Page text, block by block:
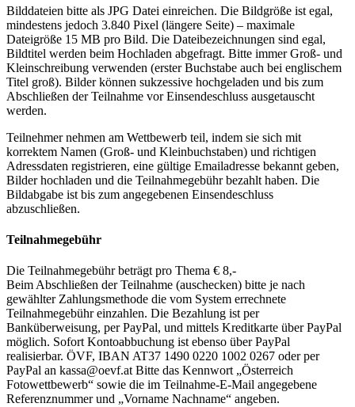
Bilddateien bitte als JPG Datei einreichen. Die Bildgröße ist egal,
mindestens jedoch 3.840 Pixel (längere Seite) – maximale
Dateigröße 15 MB pro Bild. Die Dateibezeichnungen sind egal,
Bildtitel werden beim Hochladen abgefragt. Bitte immer Groß- und
Kleinschreibung verwenden (erster Buchstabe auch bei englischem
Titel groß). Bilder können sukzessive hochgeladen und bis zum
Abschließen der Teilnahme vor Einsendeschluss ausgetauscht
werden.
Teilnehmer nehmen am Wettbewerb teil, indem sie sich mit
korrektem Namen (Groß- und Kleinbuchstaben) und richtigen
Adressdaten registrieren, eine gültige Emailadresse bekannt geben,
Bilder hochladen und die Teilnahmegebühr bezahlt haben. Die
Bildabgabe ist bis zum angegebenen Einsendeschluss
abzuschließen.
Teilnahmegebühr
Die Teilnahmegebühr beträgt pro Thema € 8,-
Beim Abschließen der Teilnahme (auschecken) bitte je nach
gewählter Zahlungsmethode die vom System errechnete
Teilnahmegebühr einzahlen. Die Bezahlung ist per
Banküberweisung, per PayPal, und mittels Kreditkarte über PayPal
möglich. Sofort Kontoabbuchung ist ebenso über PayPal
realisierbar. ÖVF, IBAN AT37 1490 0220 1002 0267 oder per
PayPal an kassa@oevf.at Bitte das Kennwort „Österreich
Fotowettbewerb“ sowie die im Teilnahme-E-Mail angegebene
Referenznummer und „Vorname Nachname“ angeben.